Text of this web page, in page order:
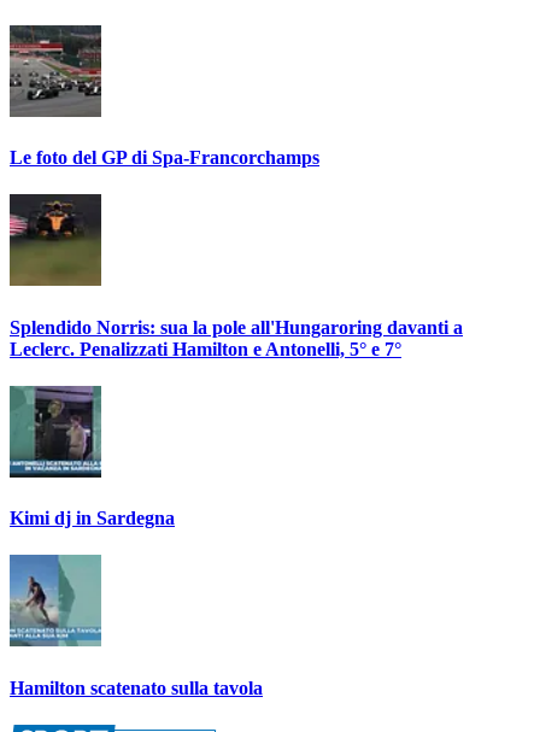
Le foto del GP di Spa-Francorchamps
Splendido Norris: sua la pole all'Hungaroring davanti a
Leclerc. Penalizzati Hamilton e Antonelli, 5° e 7°
Kimi dj in Sardegna
Hamilton scatenato sulla tavola